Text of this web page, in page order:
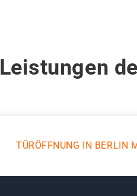
Leistungen
TÜRÖFFNUNG IN BERLIN